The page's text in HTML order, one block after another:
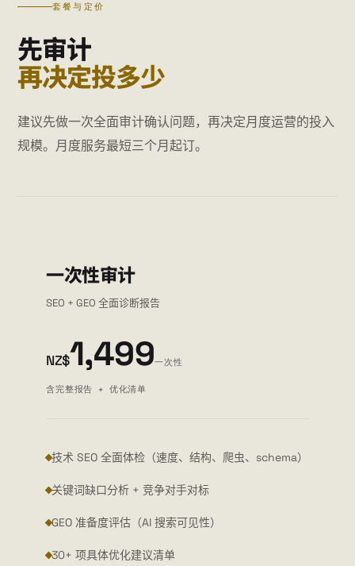
套餐与定价
先审计
再决定投多少
建议先做一次全面审计确认问题，再决定月度运营的投入
规模。月度服务最短三个月起订。
一次性审计
SEO + GEO 全面诊断报告
NZ$1,499一次性
含完整报告 + 优化清单
技术 SEO 全面体检（速度、结构、爬虫、schema）
关键词缺口分析 + 竞争对手对标
GEO 准备度评估（AI 搜索可见性）
30+ 项具体优化建议清单